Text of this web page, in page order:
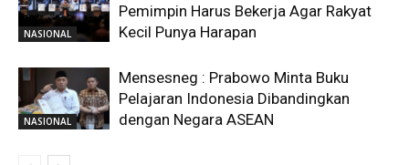
NASIONAL
Pemimpin Harus Bekerja Agar Rakyat
Kecil Punya Harapan
NASIONAL
Mensesneg : Prabowo Minta Buku
Pelajaran Indonesia Dibandingkan
dengan Negara ASEAN